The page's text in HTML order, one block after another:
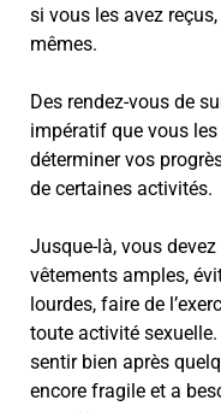
si vous les avez
mêmes.
Des rendez-vous de
impératif que vous
déterminer vos
de certaines activités.
Jusque-là, vous
vêtements amples,
lourdes, faire de
toute activité
sentir bien après
encore fragile et a